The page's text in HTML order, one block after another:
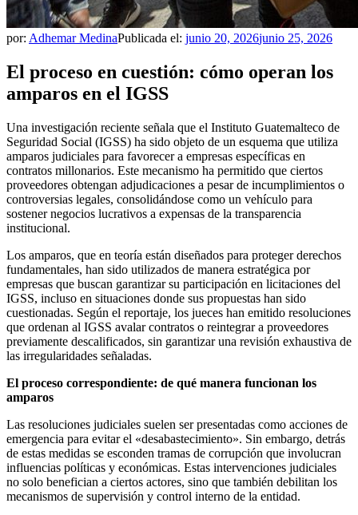
por: Adhemar MedinaPublicada el: junio 20, 2026junio 25, 2026
El proceso en cuestión: cómo operan los
amparos en el IGSS
Una investigación reciente señala que el Instituto Guatemalteco de
Seguridad Social (IGSS) ha sido objeto de un esquema que utiliza
amparos judiciales para favorecer a empresas específicas en
contratos millonarios. Este mecanismo ha permitido que ciertos
proveedores obtengan adjudicaciones a pesar de incumplimientos o
controversias legales, consolidándose como un vehículo para
sostener negocios lucrativos a expensas de la transparencia
institucional.
Los amparos, que en teoría están diseñados para proteger derechos
fundamentales, han sido utilizados de manera estratégica por
empresas que buscan garantizar su participación en licitaciones del
IGSS, incluso en situaciones donde sus propuestas han sido
cuestionadas. Según el reportaje, los jueces han emitido resoluciones
que ordenan al IGSS avalar contratos o reintegrar a proveedores
previamente descalificados, sin garantizar una revisión exhaustiva de
las irregularidades señaladas.
El proceso correspondiente: de qué manera funcionan los
amparos
Las resoluciones judiciales suelen ser presentadas como acciones de
emergencia para evitar el «desabastecimiento». Sin embargo, detrás
de estas medidas se esconden tramas de corrupción que involucran
influencias políticas y económicas. Estas intervenciones judiciales
no solo benefician a ciertos actores, sino que también debilitan los
mecanismos de supervisión y control interno de la entidad.